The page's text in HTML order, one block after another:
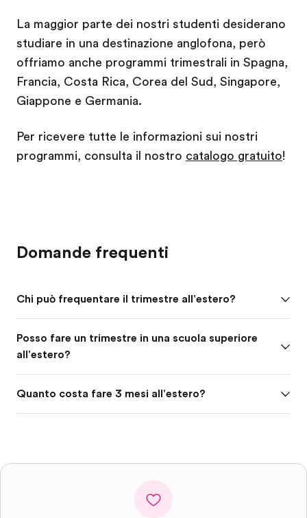
La maggior parte dei nostri studenti desiderano
studiare in una destinazione anglofona, però
offriamo anche programmi trimestrali in Spagna,
Francia, Costa Rica, Corea del Sud, Singapore,
Giappone e Germania.
Per ricevere tutte le informazioni sui nostri
programmi, consulta il nostro catalogo gratuito!
Domande frequenti
Chi può frequentare il trimestre all'estero?
Posso fare un trimestre in una scuola superiore
all'estero?
Quanto costa fare 3 mesi all'estero?